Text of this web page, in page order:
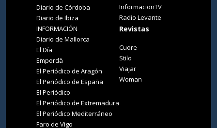
Diario de Córdoba
Diario de Ibiza
INFORMACIÓN
Diario de Mallorca
El Día
Empordà
El Periódico de Aragón
El Periódico de España
El Periódico
El Periódico de Extremadura
El Periódico Mediterráneo
Faro de Vigo
InformacionTV
Radio Levante
Revistas
Cuore
Stilo
Viajar
Woman